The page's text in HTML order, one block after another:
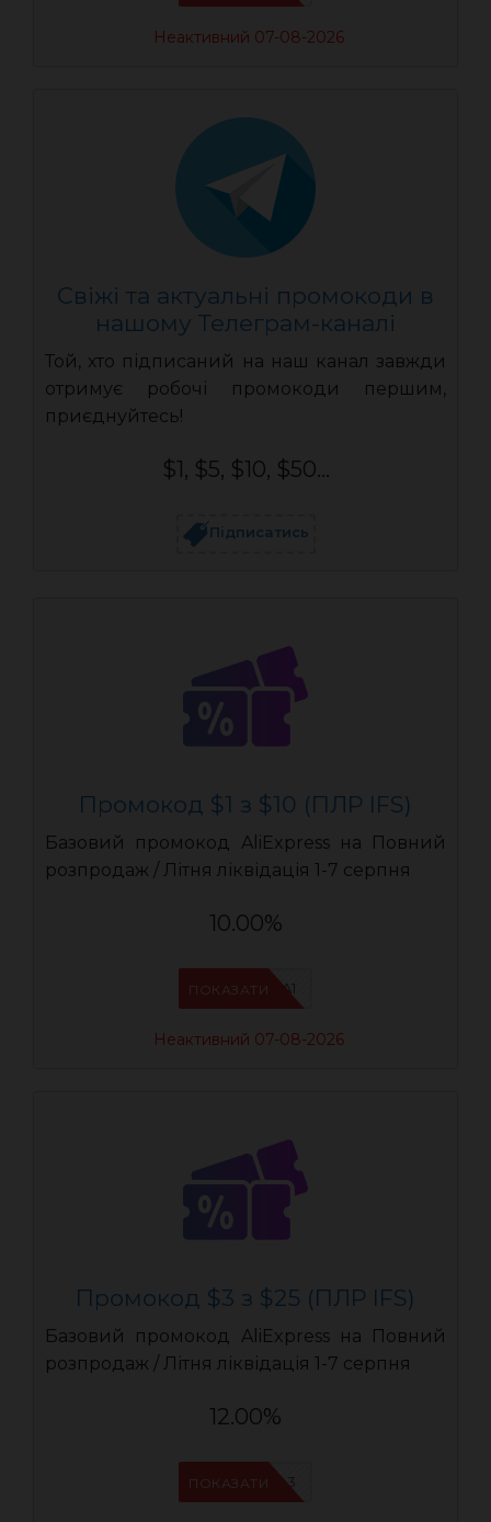
Неактивний 07-08-2026
Свіжі та актуальні промокоди в
нашому Телеграм-каналі
Той, хто підписаний на наш канал завжди
отримує робочі промокоди першим,
приєднуйтесь!
$1, $5, $10, $50...
Підписатись
Промокод $1 з $10 (ПЛР IFS)
Базовий промокод AliExpress на Повний
розпродаж / Літня ліквідація 1-7 серпня
10.00%
IFSCDUA1
ПОКАЗАТИ
Неактивний 07-08-2026
Промокод $3 з $25 (ПЛР IFS)
Базовий промокод AliExpress на Повний
розпродаж / Літня ліквідація 1-7 серпня
12.00%
IFSCDUA3
ПОКАЗАТИ